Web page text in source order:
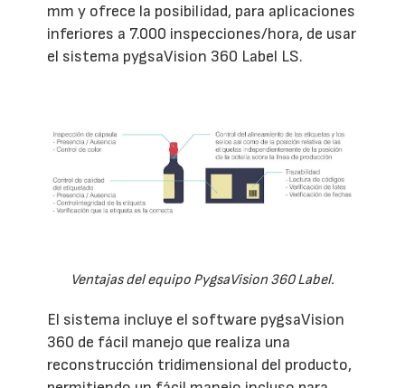
mm y ofrece la posibilidad, para aplicaciones
inferiores a 7.000 inspecciones/hora, de usar
el sistema pygsaVision 360 Label LS.
Ventajas del equipo PygsaVision 360 Label.
El sistema incluye el software pygsaVision
360 de fácil manejo que realiza una
reconstrucción tridimensional del producto,